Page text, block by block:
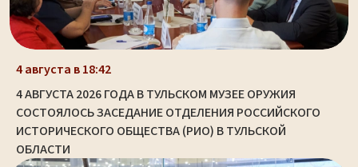
4 августа в 18:42
4 АВГУСТА 2026 ГОДА В ТУЛЬСКОМ МУЗЕЕ ОРУЖИЯ
СОСТОЯЛОСЬ ЗАСЕДАНИЕ ОТДЕЛЕНИЯ РОССИЙСКОГО
ИСТОРИЧЕСКОГО ОБЩЕСТВА (РИО) В ТУЛЬСКОЙ
ОБЛАСТИ